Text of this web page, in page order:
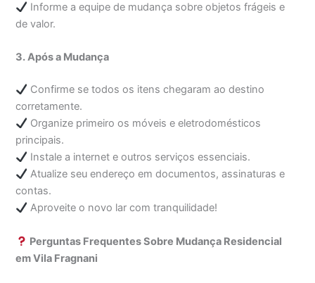
Informe a equipe de mudança sobre objetos frágeis e
de valor.
3. Após a Mudança
Confirme se todos os itens chegaram ao destino
corretamente.
Organize primeiro os móveis e eletrodomésticos
principais.
Instale a internet e outros serviços essenciais.
Atualize seu endereço em documentos, assinaturas e
contas.
Aproveite o novo lar com tranquilidade!
Perguntas Frequentes Sobre Mudança Residencial
em Vila Fragnani